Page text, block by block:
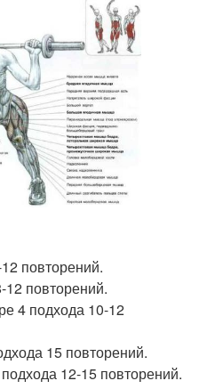
повторений.
повторений.
4 подхода 10-12
15 повторений.
12-15 повторений.